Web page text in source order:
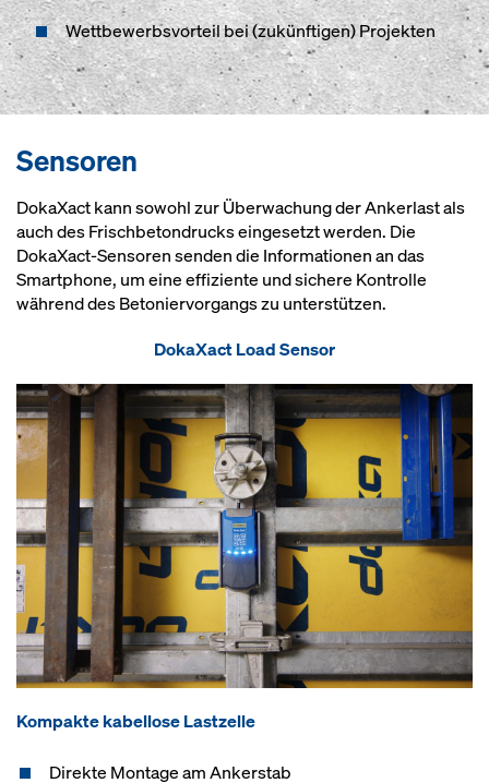
Wettbewerbsvorteil bei (zukünftigen) Projekten
Sensoren
DokaXact kann sowohl zur Überwachung der Ankerlast als
auch des Frischbetondrucks eingesetzt werden. Die
DokaXact-Sensoren senden die Informationen an das
Smartphone, um eine effiziente und sichere Kontrolle
während des Betoniervorgangs zu unterstützen.
DokaXact Load Sensor
Kompakte kabellose Lastzelle
Direkte Montage am Ankerstab